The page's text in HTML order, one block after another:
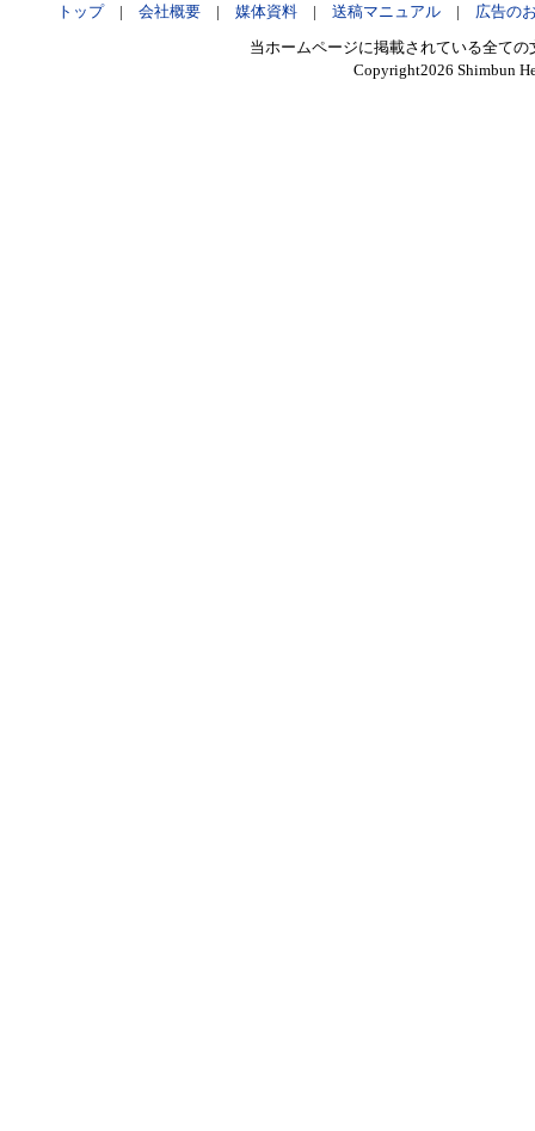
トップ| 会社概要| 媒体資料| 送稿マニュアル| 広告の
当ホームページに掲載されている全て
Copyright2026 Shimbun